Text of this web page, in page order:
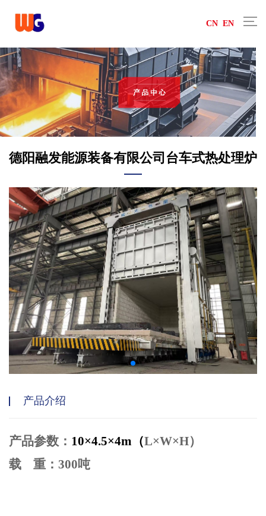
CN EN
德阳融发能源装备有限公司台车式热处理炉
产品介绍
产品参数： 10×4.5×4m （L×W×H）
载
重： 300吨